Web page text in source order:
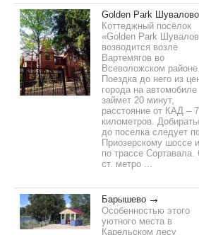
Golden Park Шувалово
Коттеджный посёлок
«Golden Park
возводится возле
Вартемягов во
Всеволожском районе.
Поездка до него из
города на автомобиле
займет 20 минут,
расстояние от КАД – 7
километров.
до поселка следует
Приозерскому шоссе
по трассе Сортавала.
ст. метро ...
Барышево
Особенностью этого
уютного места в
Карельском лесу